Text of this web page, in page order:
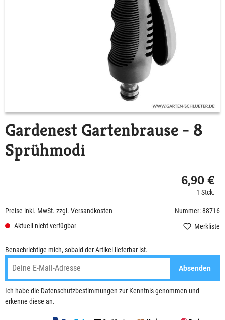
Gardenest Gartenbrause - 8
Sprühmodi
6,90 €
1 Stck.
Preise inkl. MwSt. zzgl. Versandkosten
Nummer: 88716
Aktuell nicht verfügbar
Merkliste
Benachrichtige mich, sobald der Artikel lieferbar ist.
Absenden
Ich habe die Datenschutzbestimmungen zur Kenntnis genommen und
erkenne diese an.